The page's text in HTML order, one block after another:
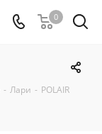
0
- Лари - POLAIR